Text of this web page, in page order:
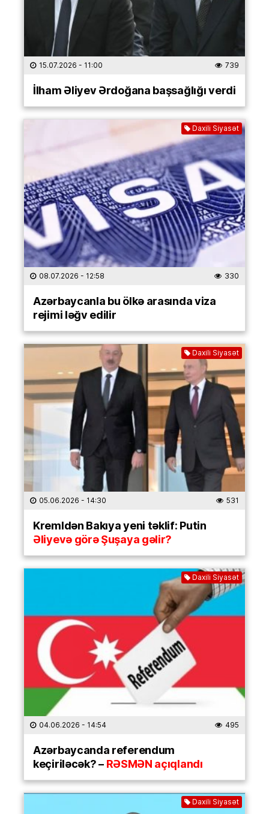
15.07.2026 - 11:00 739
İlham Əliyev Ərdoğana başsağlığı verdi
Daxili Siyasət
08.07.2026 - 12:58 330
Azərbaycanla bu ölkə arasında viza
rejimi ləğv edilir
Daxili Siyasət
05.06.2026 - 14:30 531
Kremldən Bakıya yeni təklif: Putin
Əliyevə görə Şuşaya gəlir?
Daxili Siyasət
04.06.2026 - 14:54 495
Azərbaycanda referendum
keçiriləcək? –RƏSMƏN açıqlandı
Daxili Siyasət